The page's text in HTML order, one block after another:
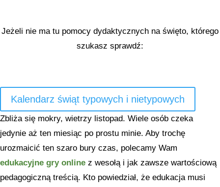
Jeżeli nie ma tu pomocy dydaktycznych na święto, którego
szukasz sprawdź:
Kalendarz świąt typowych i nietypowych
Zbliża się mokry, wietrzy listopad. Wiele osób czeka
jedynie aż ten miesiąc po prostu minie. Aby trochę
urozmaicić ten szaro bury czas, polecamy Wam
edukacyjne gry online z wesołą i jak zawsze wartościową
pedagogiczną treścią. Kto powiedział, że edukacja musi